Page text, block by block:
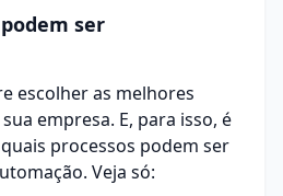
ser
escolher as melhores
empresa. E, para isso, é
processos podem ser
Veja só: